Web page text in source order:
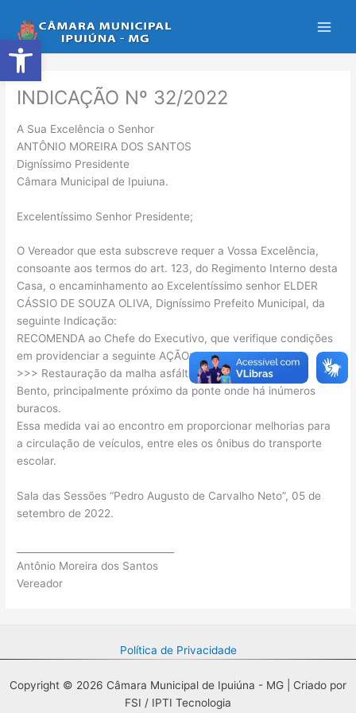
Abrir a barra de ferramentas
para
o
conteúdo
INDICAÇÃO Nº 32/2022
A Sua Excelência o Senhor
ANTÔNIO MOREIRA DOS SANTOS
Digníssimo Presidente
Câmara Municipal de Ipuiuna.
Excelentíssimo Senhor Presidente;
O Vereador que esta subscreve requer a Vossa Excelência,
consoante aos termos do art. 123, do Regimento Interno desta
Casa, o encaminhamento ao Excelentíssimo senhor ELDER
CÁSSIO DE SOUZA OLIVA, Digníssimo Prefeito Municipal, da
seguinte Indicação:
RECOMENDA ao Chefe do Executivo, que verifique condições
em providenciar a seguinte AÇÃO:
>>> Restauração da malha asfáltica da Rua José Inácio
Bento, principalmente próximo da ponte onde há inúmeros
buracos.
Essa medida vai ao encontro em proporcionar melhorias para
a circulação de veículos, entre eles os ônibus do transporte
escolar.
Sala das Sessões “Pedro Augusto de Carvalho Neto”, 05 de
setembro de 2022.
Antônio Moreira dos Santos
Vereador
Política de Privacidade
Copyright © 2026 Câmara Municipal de Ipuiúna - MG | Criado por
FSI / IPTI Tecnologia